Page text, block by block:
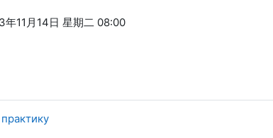
年11月14日 星期二 08:00